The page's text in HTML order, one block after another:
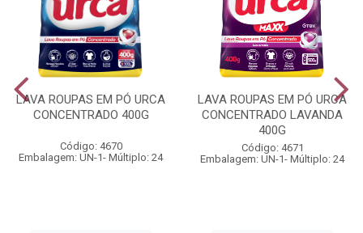
LAVA ROUPAS EM PÓ URCA
CONCENTRADO 400G
Código: 4670
Embalagem: UN-1- Múltiplo: 24
LAVA ROUPAS EM PÓ URCA
CONCENTRADO LAVANDA
400G
Código: 4671
Embalagem: UN-1- Múltiplo: 24